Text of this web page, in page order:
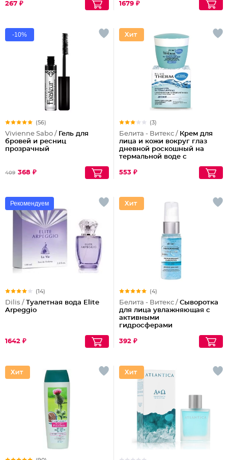
267 ₽
1679 ₽
-10%
(56)
Vivienne Sabo / Гель для
бровей и ресниц
прозрачный
409 368 ₽
(3)
Белита - Витекс / Крем для
лица и кожи вокруг глаз
дневной роскошный на
термальной воде с
ретинола Blue Therm
553 ₽
Рекомендуем
(14)
Dilis / Туалетная вода Elite
Arpeggio
1642 ₽
(4)
Белита - Витекс / Сыворотка
для лица увлажняющая с
активными
гидросферами
392 ₽